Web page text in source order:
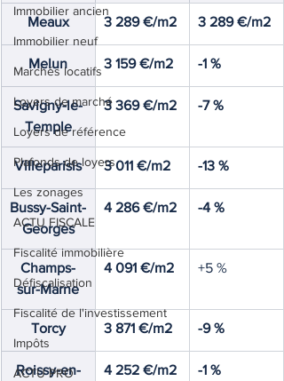
Immobilier ancien
Immobilier neuf
Marchés locatifs
Loyers de marché
Loyers de référence
Plafonds de loyers
Les zonages
ACTU FISCALE
Fiscalité immobilière
Défiscalisation
Fiscalité de l'investissement
Impôts
ACTU PRO
Meaux 3 289 €/m2 3 289 €/m2
Melun 3 159 €/m2 -1 %
Savigny-le-
Temple
3 369 €/m2 -7 %
Villeparisis 3 011 €/m2 -13 %
Bussy-Saint-
Georges
4 286 €/m2 -4 %
Champs-
sur-Marne
4 091 €/m2 +5 %
Torcy 3 871 €/m2 -9 %
Roissy-en-
4 252 €/m2 -1 %